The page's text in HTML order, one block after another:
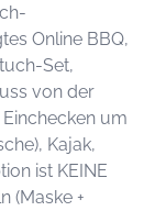
Online BBQ,
Set,
von der
um
Kajak,
ist KEINE
(Maske +